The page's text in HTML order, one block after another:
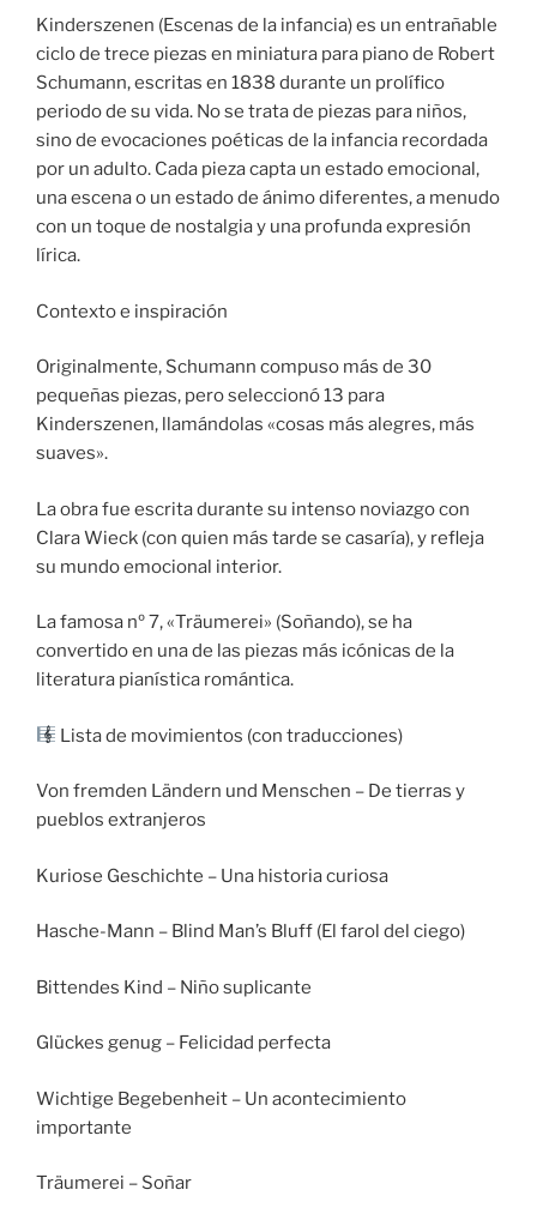
Kinderszenen (Escenas de la infancia) es un entrañable
ciclo de trece piezas en miniatura para piano de Robert
Schumann, escritas en 1838 durante un prolífico
periodo de su vida. No se trata de piezas para niños,
sino de evocaciones poéticas de la infancia recordada
por un adulto. Cada pieza capta un estado emocional,
una escena o un estado de ánimo diferentes, a menudo
con un toque de nostalgia y una profunda expresión
lírica.
Contexto e inspiración
Originalmente, Schumann compuso más de 30
pequeñas piezas, pero seleccionó 13 para
Kinderszenen, llamándolas «cosas más alegres, más
suaves».
La obra fue escrita durante su intenso noviazgo con
Clara Wieck (con quien más tarde se casaría), y refleja
su mundo emocional interior.
La famosa nº 7, «Träumerei» (Soñando), se ha
convertido en una de las piezas más icónicas de la
literatura pianística romántica.
Lista de movimientos (con traducciones)
Von fremden Ländern und Menschen – De tierras y
pueblos extranjeros
Kuriose Geschichte – Una historia curiosa
Hasche-Mann – Blind Man’s Bluff (El farol del ciego)
Bittendes Kind – Niño suplicante
Glückes genug – Felicidad perfecta
Wichtige Begebenheit – Un acontecimiento
importante
Träumerei – Soñar